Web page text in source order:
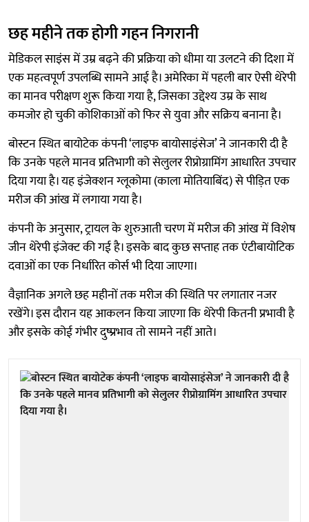
छह महीने तक होगी गहन निगरानी
मेडिकल साइंस में उम्र बढ़ने की प्रक्रिया को धीमा या उलटने की दिशा में
एक महत्वपूर्ण उपलब्धि सामने आई है। अमेरिका में पहली बार ऐसी थेरेपी
का मानव परीक्षण शुरू किया गया है, जिसका उद्देश्य उम्र के साथ
कमजोर हो चुकी कोशिकाओं को फिर से युवा और सक्रिय बनाना है।
बोस्टन स्थित बायोटेक कंपनी ‘लाइफ बायोसाइंसेज’ ने जानकारी दी है
कि उनके पहले मानव प्रतिभागी को सेलुलर रीप्रोग्रामिंग आधारित उपचार
दिया गया है। यह इंजेक्शन ग्लूकोमा (काला मोतियाबिंद) से पीड़ित एक
मरीज की आंख में लगाया गया है।
कंपनी के अनुसार, ट्रायल के शुरुआती चरण में मरीज की आंख में विशेष
जीन थेरेपी इंजेक्ट की गई है। इसके बाद कुछ सप्ताह तक एंटीबायोटिक
दवाओं का एक निर्धारित कोर्स भी दिया जाएगा।
वैज्ञानिक अगले छह महीनों तक मरीज की स्थिति पर लगातार नजर
रखेंगे। इस दौरान यह आकलन किया जाएगा कि थेरेपी कितनी प्रभावी है
और इसके कोई गंभीर दुष्प्रभाव तो सामने नहीं आते।